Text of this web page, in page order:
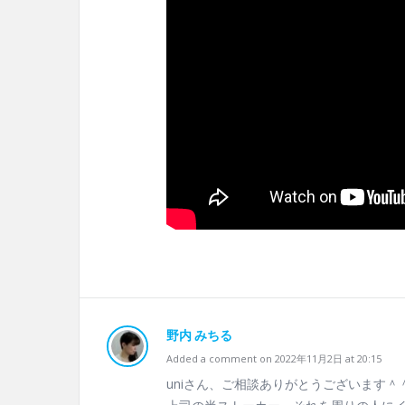
野内 みちる
Added a comment on 2022年11月2日 at 20:15
uniさん、ご相談ありがとうございます＾